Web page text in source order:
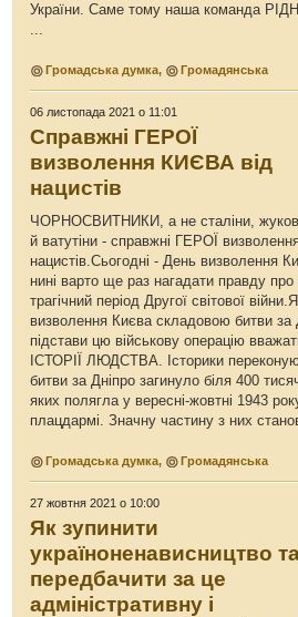
України. Саме тому наша команда
...
Громадська думка, Громадянська
06 листопада 2021 о 11:01
Справжні ГЕРОЇ
визволення КИЄВА від
нацистів
ЧОРНОСВИТНИКИ, а не сталіни,
й ватутіни - справжні ГЕРОЇ
нацистів.Сьогодні - День визволення
нині варто ще раз нагадати правду про
трагічний період Другої світової
визволення Києва складовою битви за
підстави цю військову операцію
ІСТОРІЇ ЛЮДСТВА. Історики
битви за Дніпро загинуло біля 400
яких полягла у вересні-жовтні 1943
плацдармі. Значну частину з них
Громадська думка, Громадянська
27 жовтня 2021 о 10:00
Як зупинити
україноненависництво
передбачити за це
адміністративну і